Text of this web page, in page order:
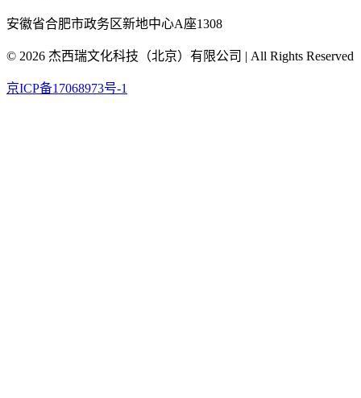
安徽省合肥市政务区新地中心A座1308
© 2026 杰西瑞文化科技（北京）有限公司 | All Rights Reserved
京ICP备17068973号-1